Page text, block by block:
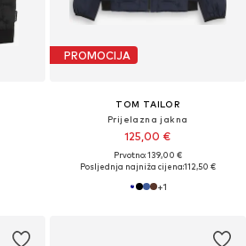
PROMOCIJA
TOM TAILOR
Prijelazna jakna
125,00 €
Prvotno: 139,00 €
Posljednja najniža cijena:112,50 €
+1